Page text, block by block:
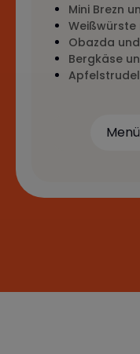
Mini Brezn
Weißwürste
Obazda
Bergkäse